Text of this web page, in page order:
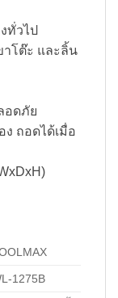
ทั่วไป
าโต๊ะ และลิ้น
อดภัย
ถอดได้เมื่อ
1275B